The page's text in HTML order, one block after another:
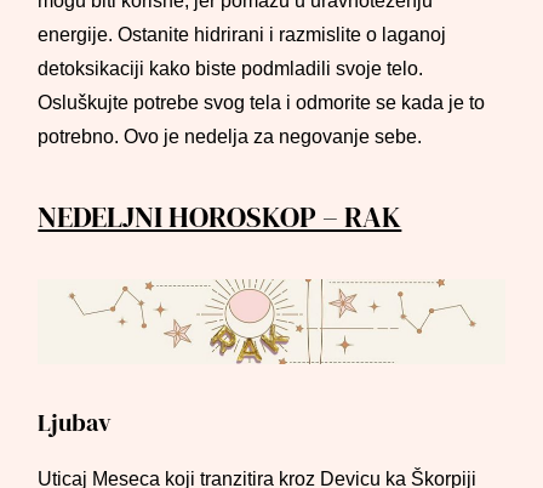
energije. Ostanite hidrirani i razmislite o laganoj
detoksikaciji kako biste podmladili svoje telo.
Osluškujte potrebe svog tela i odmorite se kada je to
potrebno. Ovo je nedelja za negovanje sebe.
NEDELJNI HOROSKOP – RAK
Ljubav
Uticaj Meseca koji tranzitira kroz Devicu ka Škorpiji